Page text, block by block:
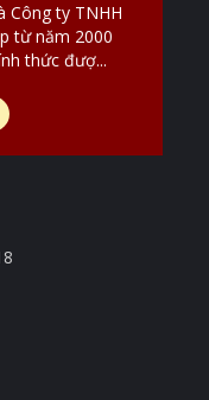
Công ty TNHH
từ năm 2000
thức đượ...